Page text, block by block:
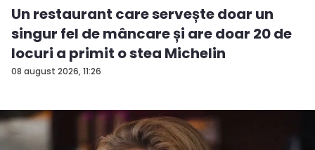
08 august 2026, 11:26
Un restaurant care servește doar un
singur fel de mâncare și are doar 20 de
locuri a primit o stea Michelin